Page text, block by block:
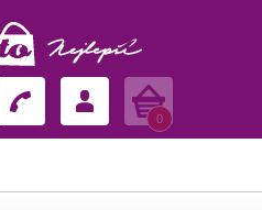
Košík
0